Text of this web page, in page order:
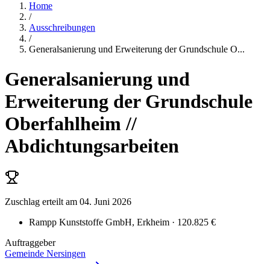
Home
/
Ausschreibungen
/
Generalsanierung und Erweiterung der Grundschule O...
Generalsanierung und
Erweiterung der Grundschule
Oberfahlheim //
Abdichtungsarbeiten
Zuschlag erteilt am 04. Juni 2026
Rampp Kunststoffe GmbH, Erkheim · 120.825 €
Auftraggeber
Gemeinde Nersingen